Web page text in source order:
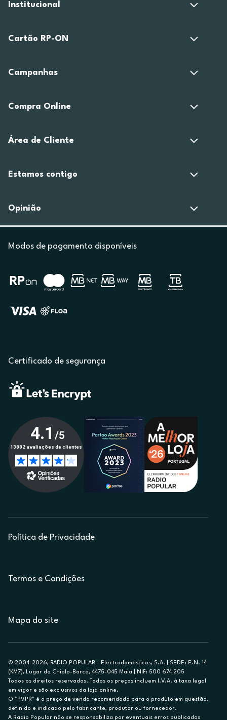
Institucional
Cartão RP-ON
Campanhas
Compra Online
Área de Cliente
Estamos contigo
Opinião
Modos de pagamento disponíveis
Certificado de segurança
Política de Privacidade
Termos e Condições
Mapa do site
© 2004-2026, RADIO POPULAR - Electrodomésticos, S.A. | SEDE: E.N. 14
(KM7), Lugar do Chiolo-Barca, 4475-045 Maia | NIF: 500 674 205
Todos os direitos reservados. Todos os preços incluem I.V.A. à taxa legal
em vigor e são exclusivos da loja online.
O "PVPR" é o preço de venda recomendado para o produto em questão,
definido e indicado pelo fabricante, produtor ou fornecedor.
A Radio Popular não se responsabiliza por eventuais erros publicados